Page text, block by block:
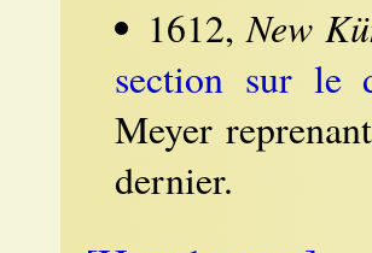
1612,New
section sur le
Meyer
dernier.